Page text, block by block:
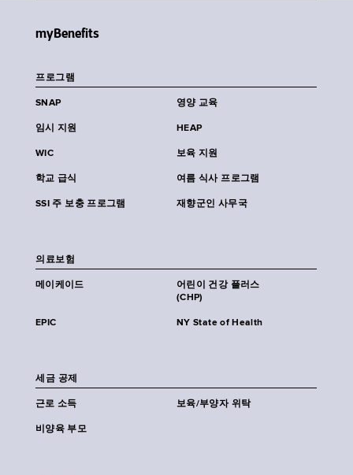
myBenefits
프로그램
SNAP 영양 교육
임시 지원 HEAP
WIC 보육 지원
학교 급식 여름 식사 프로그램
SSI 주 보충 프로그램 재향군인 사무국
의료보험
메이케이드
어린이 건강 플러스
(CHP)
EPIC NY State of Health
세금 공제
근로 소득 보육/부양자 위탁
비양육 부모